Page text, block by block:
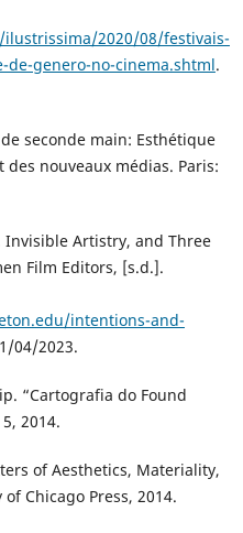
2020/08/festivais-
de-genero-no-cinema.shtml.
seconde main: Esthétique
nouveaux médias. Paris:
Invisible Artistry, and Three
Film Editors, [s.d.].
intentions-and-
04/2023.
“Cartografia do Found
2014.
of Aesthetics, Materiality,
Chicago Press, 2014.